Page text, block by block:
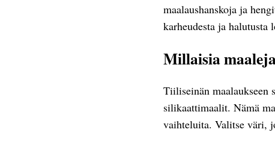
maalaushanskoja ja
karheudesta ja halutusta
Millaisia
Tiiliseinän maalaukseen
silikaattimaalit. Nämä
vaihteluita. Valitse väri,